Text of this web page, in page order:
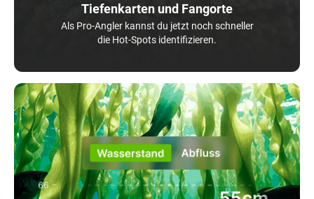
Tiefenkarten und Fangorte
Als Pro-Angler kannst du jetzt noch schneller
die Hot-Spots identifizieren.